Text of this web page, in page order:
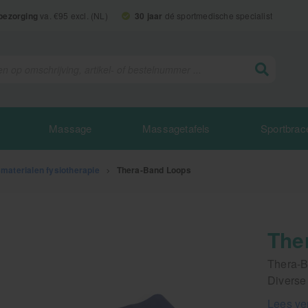
va. €95 excl. (NL) 30 jaar dé sportmedische specialist
Massage Massagetafels
fysiotherapie Thera-Band Loops
Thera-
Lees